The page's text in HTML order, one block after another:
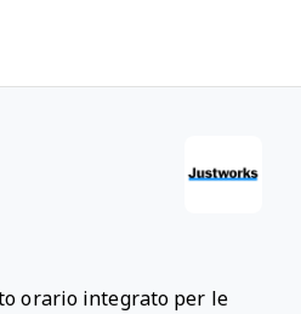
orario integrato per le